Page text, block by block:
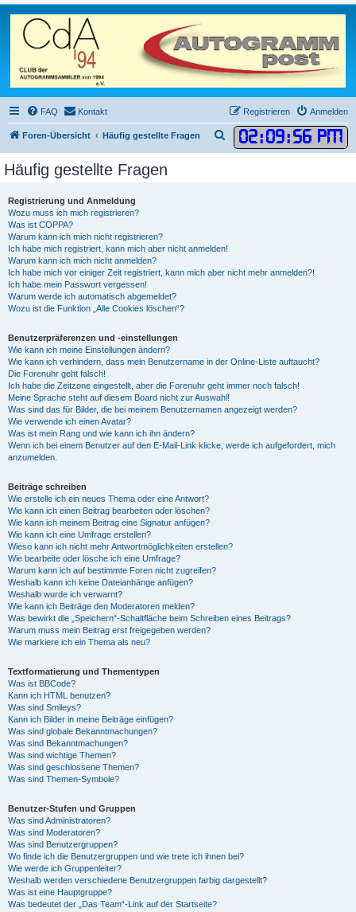
FAQ Kontakt Anmelden
Registrieren
Foren-Übersicht Häufig gestellte Fragen 02:09:57 PM
u
Häufig gestellte Fragen
Registrierung und Anmeldung
Wozu muss ich mich registrieren?
Was ist COPPA?
Warum kann ich mich nicht registrieren?
Ich habe mich registriert, kann mich aber nicht anmelden!
Warum kann ich mich nicht anmelden?
Ich habe mich vor einiger Zeit registriert, kann mich aber nicht mehr anmelden?!
Ich habe mein Passwort vergessen!
Warum werde ich automatisch abgemeldet?
Wozu ist die Funktion „Alle Cookies löschen“?
Benutzerpräferenzen und -einstellungen
Wie kann ich meine Einstellungen ändern?
Wie kann ich verhindern, dass mein Benutzername in der Online-Liste auftaucht?
Die Forenuhr geht falsch!
Ich habe die Zeitzone eingestellt, aber die Forenuhr geht immer noch falsch!
Meine Sprache steht auf diesem Board nicht zur Auswahl!
Was sind das für Bilder, die bei meinem Benutzernamen angezeigt werden?
Wie verwende ich einen Avatar?
Was ist mein Rang und wie kann ich ihn ändern?
Wenn ich bei einem Benutzer auf den E-Mail-Link klicke, werde ich aufgefordert, mich
anzumelden.
Beiträge schreiben
Wie erstelle ich ein neues Thema oder eine Antwort?
Wie kann ich einen Beitrag bearbeiten oder löschen?
Wie kann ich meinem Beitrag eine Signatur anfügen?
Wie kann ich eine Umfrage erstellen?
Wieso kann ich nicht mehr Antwortmöglichkeiten erstellen?
Wie bearbeite oder lösche ich eine Umfrage?
Warum kann ich auf bestimmte Foren nicht zugreifen?
Weshalb kann ich keine Dateianhänge anfügen?
Weshalb wurde ich verwarnt?
Wie kann ich Beiträge den Moderatoren melden?
Was bewirkt die „Speichern“-Schaltfläche beim Schreiben eines Beitrags?
Warum muss mein Beitrag erst freigegeben werden?
Wie markiere ich ein Thema als neu?
Textformatierung und Thementypen
Was ist BBCode?
Kann ich HTML benutzen?
Was sind Smileys?
Kann ich Bilder in meine Beiträge einfügen?
Was sind globale Bekanntmachungen?
Was sind Bekanntmachungen?
Was sind wichtige Themen?
Was sind geschlossene Themen?
Was sind Themen-Symbole?
Benutzer-Stufen und Gruppen
Was sind Administratoren?
Was sind Moderatoren?
Was sind Benutzergruppen?
Wo finde ich die Benutzergruppen und wie trete ich ihnen bei?
Wie werde ich Gruppenleiter?
Weshalb werden verschiedene Benutzergruppen farbig dargestellt?
Was ist eine Hauptgruppe?
Was bedeutet der „Das Team“-Link auf der Startseite?